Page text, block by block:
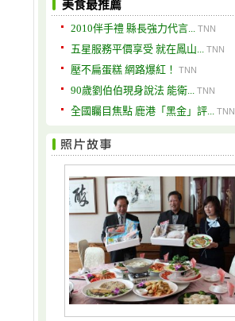
美食最推薦
2010伴手禮 縣長強力代言... TNN
五星服務平價享受 就在鳳山... TNN
壓不扁蛋糕 網路爆紅！ TNN
90歲劉伯伯現身說法 能衛... TNN
全國矚目焦點 鹿港「黑金」評... TNN